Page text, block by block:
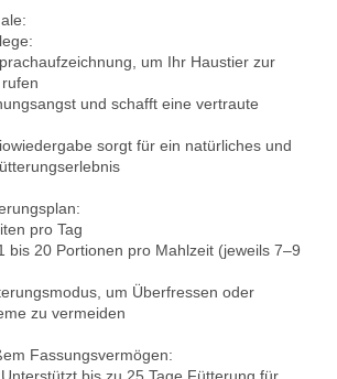
um Ihr Haustier zur
und schafft eine vertraute
sorgt für ein natürliches und
pro Tag
bis 20 Portionen pro Mahlzeit (jeweils 7–9
um Überfressen oder
zu vermeiden
Fassungsvermögen: